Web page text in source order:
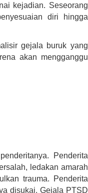
kejadian. Seseorang
diri hingga
gejala buruk yang
akan mengganggu
Penderita
ledakan amarah
trauma. Penderita
disukai. Gejala PTSD